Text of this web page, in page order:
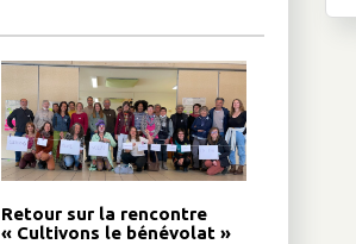
Retour sur la rencontre
« Cultivons le bénévolat »